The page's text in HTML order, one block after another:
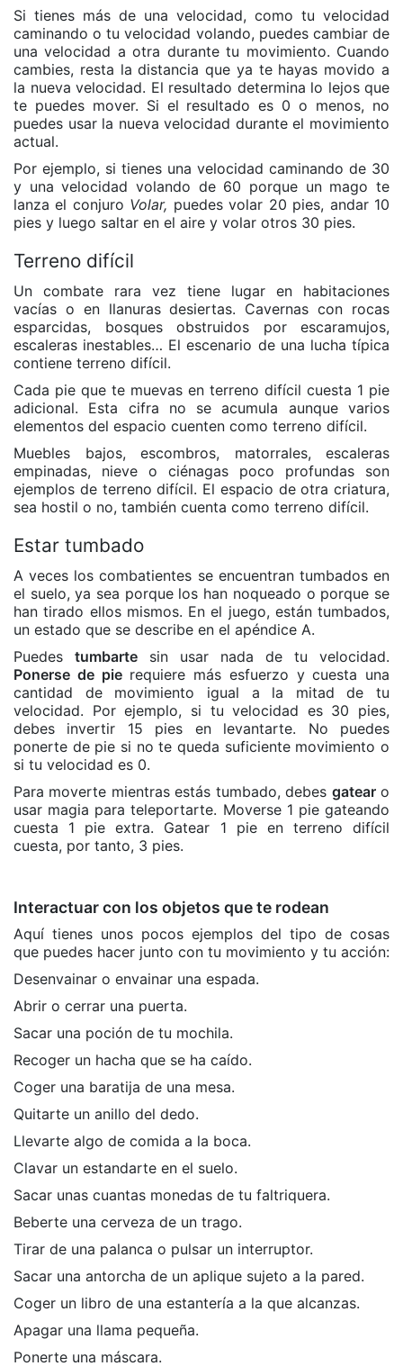
Si tienes más de una velocidad, como tu velocidad
caminando o tu velocidad volando, puedes cambiar de
una velocidad a otra durante tu movimiento. Cuando
cambies, resta la distancia que ya te hayas movido a
la nueva velocidad. El resultado determina lo lejos que
te puedes mover. Si el resultado es 0 o menos, no
puedes usar la nueva velocidad durante el movimiento
actual.
Por ejemplo, si tienes una velocidad caminando de 30
y una velocidad volando de 60 porque un mago te
lanza el conjuro Volar, puedes volar 20 pies, andar 10
pies y luego saltar en el aire y volar otros 30 pies.
Terreno difícil
Un combate rara vez tiene lugar en habitaciones
vacías o en llanuras desiertas. Cavernas con rocas
esparcidas, bosques obstruidos por escaramujos,
escaleras inestables… El escenario de una lucha típica
contiene terreno difícil.
Cada pie que te muevas en terreno difícil cuesta 1 pie
adicional. Esta cifra no se acumula aunque varios
elementos del espacio cuenten como terreno difícil.
Muebles bajos, escombros, matorrales, escaleras
empinadas, nieve o ciénagas poco profundas son
ejemplos de terreno difícil. El espacio de otra criatura,
sea hostil o no, también cuenta como terreno difícil.
Estar tumbado
A veces los combatientes se encuentran tumbados en
el suelo, ya sea porque los han noqueado o porque se
han tirado ellos mismos. En el juego, están tumbados,
un estado que se describe en el apéndice A.
Puedes tumbarte sin usar nada de tu velocidad.
Ponerse de pierequiere más esfuerzo y cuesta una
cantidad de movimiento igual a la mitad de tu
velocidad. Por ejemplo, si tu velocidad es 30 pies,
debes invertir 15 pies en levantarte. No puedes
ponerte de pie si no te queda suficiente movimiento o
si tu velocidad es 0.
Para moverte mientras estás tumbado, debes gatearo
usar magia para teleportarte. Moverse 1 pie gateando
cuesta 1 pie extra. Gatear 1 pie en terreno difícil
cuesta, por tanto, 3 pies.
Interactuar con los objetos que te rodean
Aquí tienes unos pocos ejemplos del tipo de cosas
que puedes hacer junto con tu movimiento y tu acción:
Desenvainar o envainar una espada.
Abrir o cerrar una puerta.
Sacar una poción de tu mochila.
Recoger un hacha que se ha caído.
Coger una baratija de una mesa.
Quitarte un anillo del dedo.
Llevarte algo de comida a la boca.
Clavar un estandarte en el suelo.
Sacar unas cuantas monedas de tu faltriquera.
Beberte una cerveza de un trago.
Tirar de una palanca o pulsar un interruptor.
Sacar una antorcha de un aplique sujeto a la pared.
Coger un libro de una estantería a la que alcanzas.
Apagar una llama pequeña.
Ponerte una máscara.